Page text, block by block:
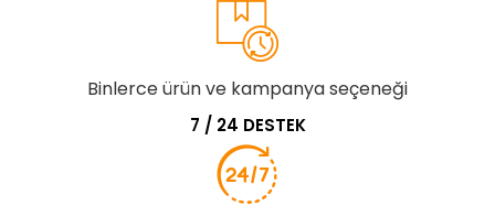
Binlerce ürün ve kampanya seçeneği
7 / 24 DESTEK